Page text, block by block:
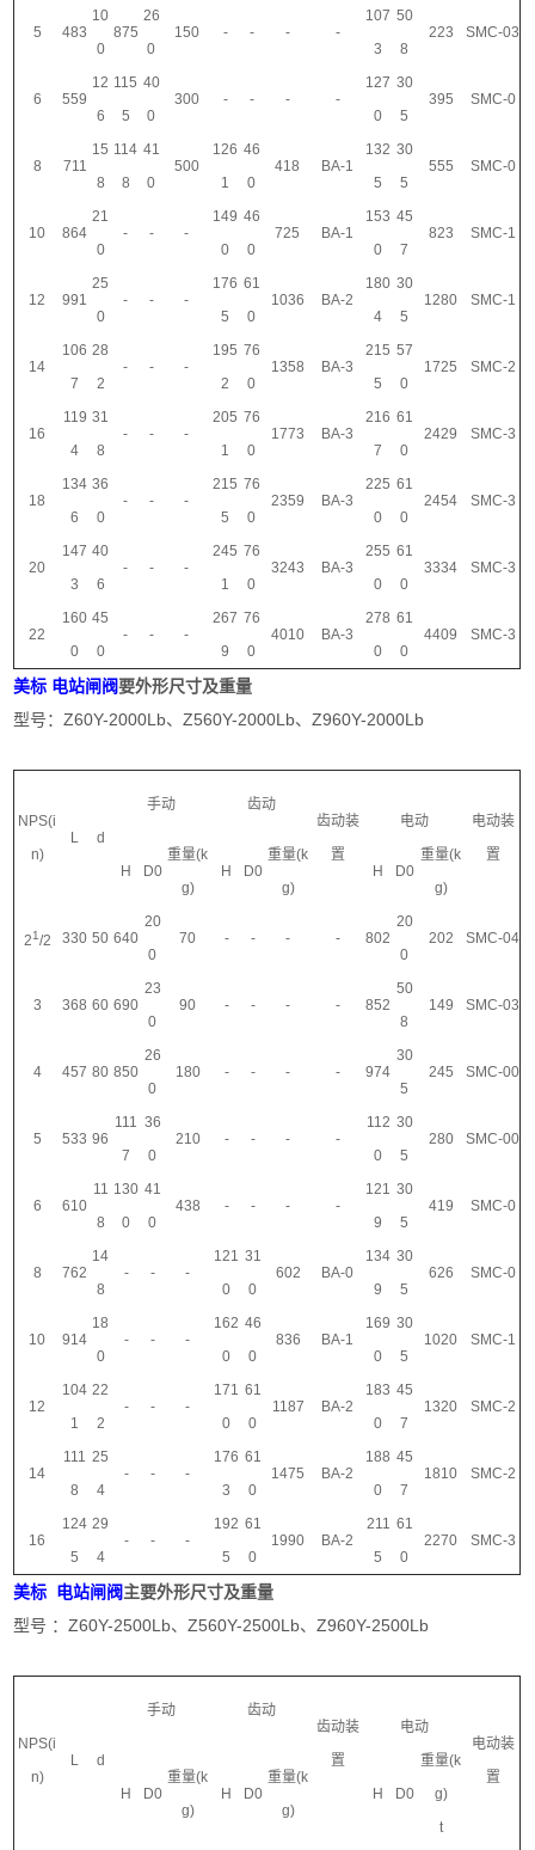
5 483
10
0
875
26
0
150 - - - -
107
3
50
8
223 SMC-03
6 559
12
6
115
5
40
0
300 - - - -
127
0
30
5
395 SMC-0
8 711
15
8
114
8
41
0
500
126
1
46
0
418 BA-1
132
5
30
5
555 SMC-0
10 864
21
0
- - -
149
0
46
0
725 BA-1
153
0
45
7
823 SMC-1
12 991
25
0
- - -
176
5
61
0
1036 BA-2
180
4
30
5
1280 SMC-1
14
106
7
28
2
- - -
195
2
76
0
1358 BA-3
215
5
57
0
1725 SMC-2
16
119
4
31
8
- - -
205
1
76
0
1773 BA-3
216
7
61
0
2429 SMC-3
18
134
6
36
0
- - -
215
5
76
0
2359 BA-3
225
0
61
0
2454 SMC-3
20
147
3
40
6
- - -
245
1
76
0
3243 BA-3
255
0
61
0
3334 SMC-3
22
160
0
45
0
- - -
267
9
76
0
4010 BA-3
278
0
61
0
4409 SMC-3
美标 电站闸阀要外形尺寸及重量
型号：Z60Y-2000Lb、Z560Y-2000Lb、Z960Y-2000Lb
NPS(i
n)
L d
手动
齿动
齿动装
置
电动
电动装
置
H
D0
重量(k
g)
H D0
重量(k
g)
H D0
重量(k
g)
21/2 330 50 640
20
0
70 - - - - 802
20
0
202 SMC-04
3 368 60 690
23
0
90 - - - - 852
50
8
149 SMC-03
4 457 80 850
26
0
180 - - - - 974
30
5
245 SMC-00
5 533 96
111
7
36
0
210 - - - -
112
0
30
5
280 SMC-00
6 610
11
8
130
0
41
0
438 - - - -
121
9
30
5
419 SMC-0
8 762
14
8
- - -
121
0
31
0
602 BA-0
134
9
30
5
626 SMC-0
10 914
18
0
- - -
162
0
46
0
836 BA-1
169
0
30
5
1020 SMC-1
12
104
1
22
2
- - -
171
0
61
0
1187 BA-2
183
0
45
7
1320 SMC-2
14
111
8
25
4
- - -
176
3
61
0
1475 BA-2
188
0
45
7
1810 SMC-2
16
124
5
29
4
- - -
192
5
61
0
1990 BA-2
211
5
61
0
2270 SMC-3
美标 电站闸阀主要外形尺寸及重量
型号 ：Z60Y-2500Lb、Z560Y-2500Lb、Z960Y-2500Lb
NPS(i
n)
L d
手动
齿动
齿动装
置
电动
电动装
置
H
D0
重量(k
g)
H D0
重量(k
g)
H D0
重量(k
g)
t